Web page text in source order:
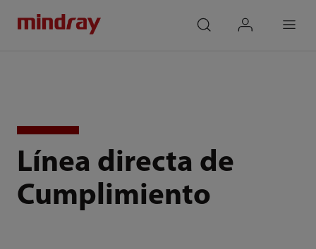
Línea directa de
Cumplimiento